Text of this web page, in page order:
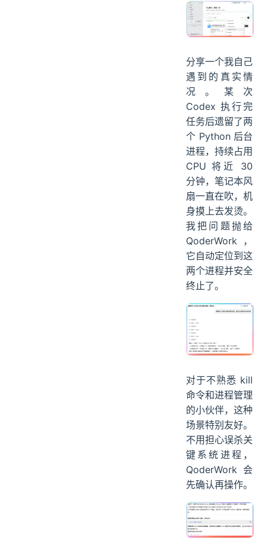
分享一个我自己
遇到的真实情
况。某次
Codex 执行完
任务后遗留了两
个 Python 后台
进程，持续占用
CPU 将近 30
分钟，笔记本风
扇一直在吹，机
身摸上去发烫。
我把问题抛给
QoderWork，
它自动定位到这
两个进程并安全
终止了。
对于不熟悉 kill
命令和进程管理
的小伙伴，这种
场景特别友好。
不用担心误杀关
键系统进程，
QoderWork 会
先确认再操作。